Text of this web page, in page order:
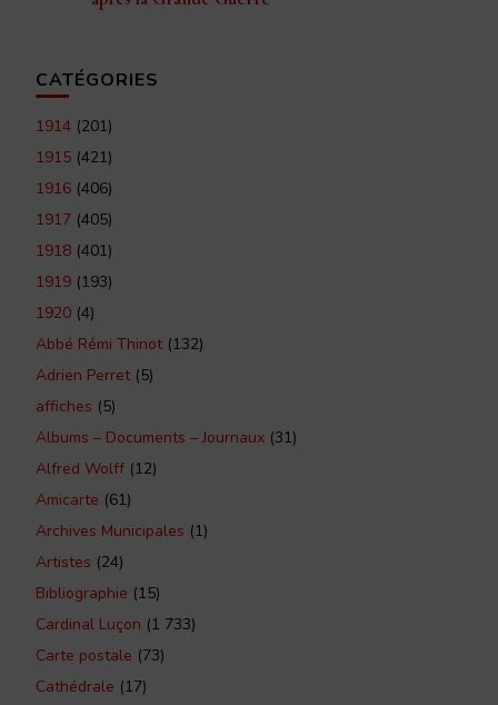
CATÉGORIES
1914 (201)
1915 (421)
1916 (406)
1917 (405)
1918 (401)
1919 (193)
1920 (4)
Abbé Rémi Thinot(132)
Adrien Perret(5)
affiches (5)
Albums – Documents – Journaux (31)
Alfred Wolff (12)
Amicarte (61)
Archives Municipales (1)
Artistes (24)
Bibliographie (15)
Cardinal Luçon (1 733)
Carte postale (73)
Cathédrale (17)